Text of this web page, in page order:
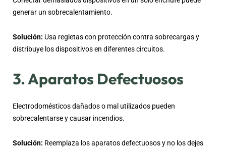
generar un sobrecalentamiento.
Solución: Usa regletas con protección contra sobrecargas y
distribuye los dispositivos en diferentes circuitos.
3. Aparatos Defectuosos
Electrodomésticos dañados o mal utilizados pueden
sobrecalentarse y causar incendios.
Solución: Reemplaza los aparatos defectuosos y no los dejes